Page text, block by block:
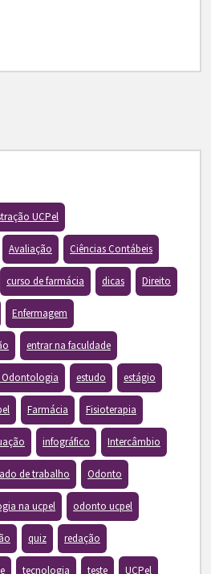
UCPel
Avaliação Ciências Contábeis
curso de farmácia dicas Direito
Enfermagem
entrar na faculdade
Odontologia estudo estágio
Farmácia Fisioterapia
infográfico Intercâmbio
de trabalho Odonto
na ucpel odonto ucpel
quiz redação
tecnologia teste UCPel